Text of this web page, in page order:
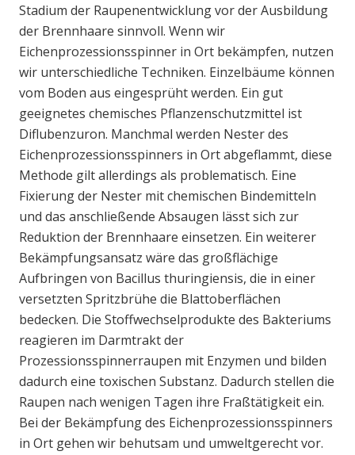
Stadium der Raupenentwicklung vor der Ausbildung
der Brennhaare sinnvoll. Wenn wir
Eichenprozessionsspinner in Ort bekämpfen, nutzen
wir unterschiedliche Techniken. Einzelbäume können
vom Boden aus eingesprüht werden. Ein gut
geeignetes chemisches Pflanzenschutzmittel ist
Diflubenzuron. Manchmal werden Nester des
Eichenprozessionsspinners in Ort abgeflammt, diese
Methode gilt allerdings als problematisch. Eine
Fixierung der Nester mit chemischen Bindemitteln
und das anschließende Absaugen lässt sich zur
Reduktion der Brennhaare einsetzen. Ein weiterer
Bekämpfungsansatz wäre das großflächige
Aufbringen von Bacillus thuringiensis, die in einer
versetzten Spritzbrühe die Blattoberflächen
bedecken. Die Stoffwechselprodukte des Bakteriums
reagieren im Darmtrakt der
Prozessionsspinnerraupen mit Enzymen und bilden
dadurch eine toxischen Substanz. Dadurch stellen die
Raupen nach wenigen Tagen ihre Fraßtätigkeit ein.
Bei der Bekämpfung des Eichenprozessionsspinners
in Ort gehen wir behutsam und umweltgerecht vor.